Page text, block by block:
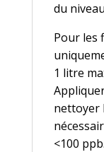
du
Pour les
1 litre
nettoyer
<100